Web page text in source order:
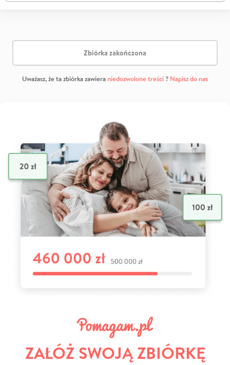
Zbiórka zakończona
Uważasz, że ta zbiórka zawiera niedozwolone treści? Napisz do nas
ZAŁÓŻ SWOJĄ ZBIÓRKĘ